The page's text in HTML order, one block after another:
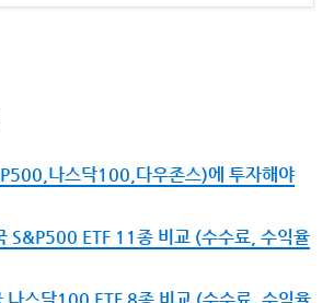
나스닥100,다우존스)에 투자해야
S&P500 ETF 11종 비교 (수수료, 수익율